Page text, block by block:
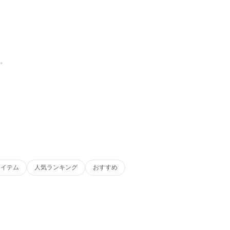
テム 人気ランキング おすすめ